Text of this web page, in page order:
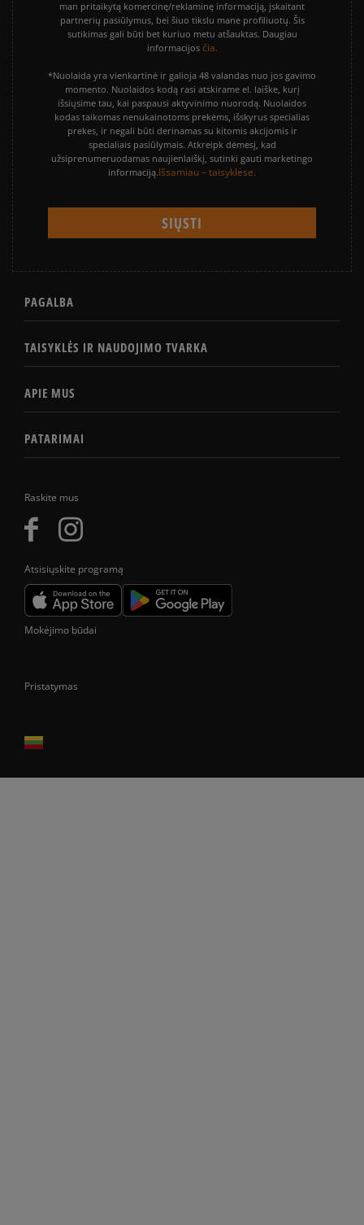
Raskite mus
Atsisiųskite programą
man pritaikytą komercinę/reklaminę informaciją, įskaitant
partnerių pasiūlymus, bei šiuo tikslu mane profiliuotų. Šis
sutikimas gali būti bet kuriuo metu atšauktas. Daugiau
informacijos čia.
*Nuolaida yra vienkartinė ir galioja 48 valandas nuo jos gavimo
momento. Nuolaidos kodą rasi atskirame el. laiške, kurį
išsiųsime tau, kai paspausi aktyvinimo nuorodą. Nuolaidos
kodas taikomas nenukainotoms prekėms, išskyrus specialias
prekes, ir negali būti derinamas su kitomis akcijomis ir
specialiais pasiūlymais. Atkreipk dėmesį, kad
užsiprenumeruodamas naujienlaiškį, sutinki gauti marketingo
informaciją.Išsamiau – taisyklėse.
PAGALBA
TAISYKLĖS IR NAUDOJIMO TVARKA
APIE MUS
PATARIMAI
Mokėjimo būdai
Pristatymas